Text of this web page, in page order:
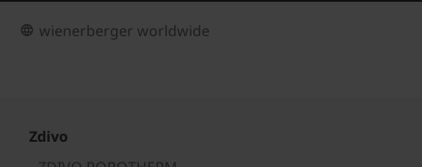
wienerberger worldwide
Zdivo